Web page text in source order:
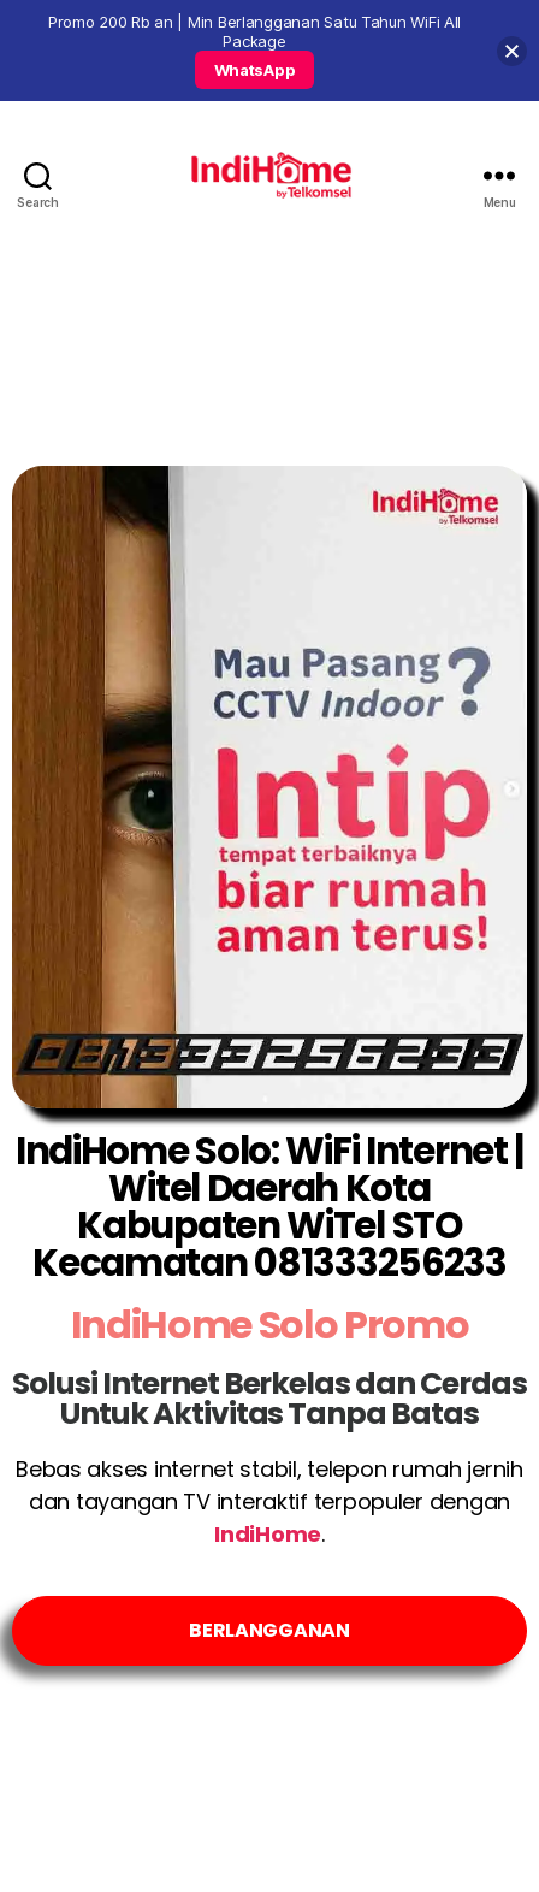
Search Menu
IndiHome Solo: WiFi Internet |
Witel Daerah Kota
Kabupaten WiTel STO
Kecamatan 081333256233
IndiHome Solo Promo
Solusi Internet Berkelas dan Cerdas
Untuk Aktivitas Tanpa Batas
Bebas akses internet stabil, telepon rumah jernih
dan tayangan TV interaktif terpopuler dengan
IndiHome.
BERLANGGANAN
Promo 200 Rb an | Min Berlangganan Satu Tahun WiFi All
Package
WhatsApp